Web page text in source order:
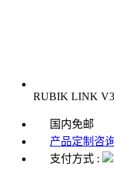
RUBIK LINK
国内免邮
产品定制咨
支付方式 :